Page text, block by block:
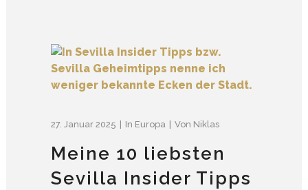
27. Januar 2025 In Europa Von Niklas
Meine 10 liebsten
Sevilla Insider Tipps